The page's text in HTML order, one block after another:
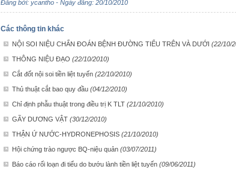
Đăng bởi: ycantho - Ngày đăng: 20/10/2010
Các thông tin khác
NỘI SOI NIỆU CHẨN ĐOÁN BỆNH ĐƯỜNG TIỂU TRÊN VÀ DƯỚI (22/10/
THÔNG NIỆU ĐẠO (22/10/2010)
Cắt đốt nội soi tiền liệt tuyến (22/10/2010)
Thủ thuật cắt bao quy đầu (04/12/2010)
Chỉ định phẫu thuật trong điều trị K TLT (21/10/2010)
GÃY DƯƠNG VẬT (30/12/2010)
THẬN Ứ NƯỚC-HYDRONEPHOSIS (21/10/2010)
Hội chứng trào ngược BQ-niệu quản (03/07/2011)
Báo cáo rối loạn đi tiểu do bướu lành tiền liệt tuyến (09/06/2011)